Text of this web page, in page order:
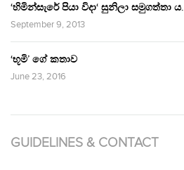
‘හිමින්සැරේ පියා විදා‘ සුනිලා සමුගත්තා ය.
September 9, 2013
‘භූමි’ ගේ කතාව
June 23, 2016
GUIDELINES & CONTACT